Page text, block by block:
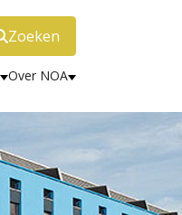
Zoeken
Over NOA